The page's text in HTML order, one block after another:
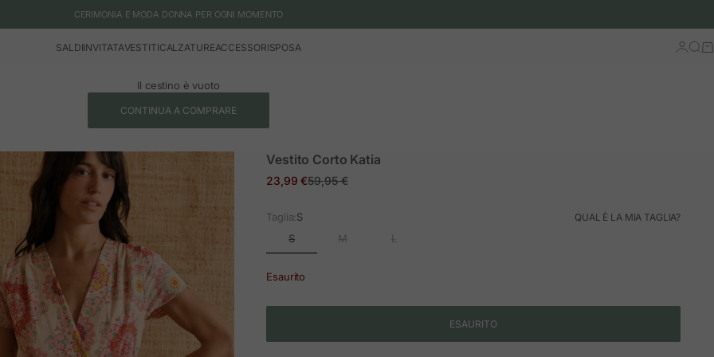
CERIMONIA E MODA DONNA PER OGNI MOMENTO
SALDIINVITATAVESTITICALZATUREACCESSORISPOSA Accedi
Il cestino è vuoto
CONTINUA A COMPRARE
Vestito Corto Katia
Prezzo in offerta
23,99 €Prezzo normale
59,95 €
Taglia:S QUAL È LA MIA TAGLIA?
S M L
Esaurito
ESAURITO